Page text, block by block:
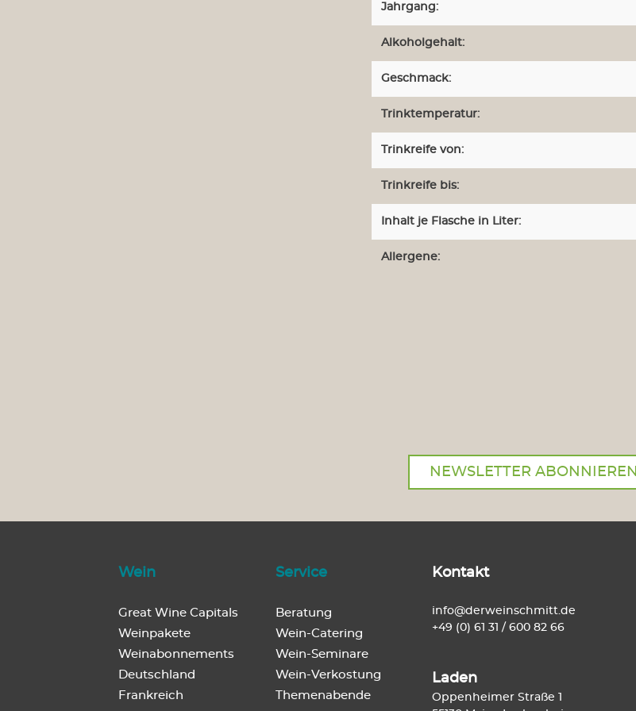
Weine aus Neuseeland
Weine aus Südafrika
Jahrgang:
Alkoholgehalt:
Geschmack:
Trinktemperatur:
Trinkreife von:
Trinkreife bis:
Inhalt je Flasche in Liter:
Allergene:
NEWSLETTER ABONNIEREN
Wein
Great Wine Capitals
Weinpakete
Weinabonnements
Deutschland
Frankreich
Service
Beratung
Wein-Catering
Wein-Seminare
Wein-Verkostung
Themenabende
Kontakt
info@derweinschmitt.de
+49 (0) 61 31 / 600 82 66
Laden
Oppenheimer Straße 1